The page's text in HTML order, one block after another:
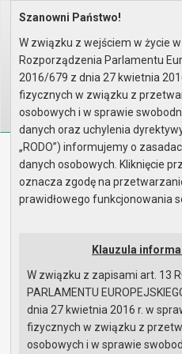
Home Organy Rada Miejska
Protokół z obrad
A
Biuletyn
Urząd
Strona główna Mapa
Redakcja Instrukcja
Strona główna
Szanowni Państwo!
W związku z wejściem w życie
Rozporządzenia Parlamentu
2016/679 z dnia 27 kwietnia
fizycznych w związku z
osobowych i w sprawie
danych oraz uchylenia
„RODO”) informujemy o
danych osobowych. Kliknięcie
oznacza zgodę na
prawidłowego funkcjonowania
Klauzula
W związku z zapisami art. 13
PARLAMENTU
dnia 27 kwietnia 2016 r. w
fizycznych w związku z
osobowych i w sprawie